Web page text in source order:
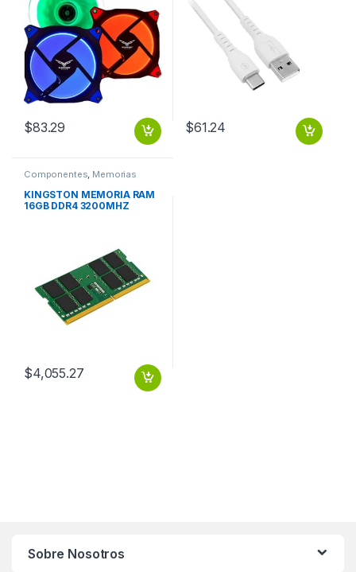
$83.29 $61.24
Componentes, Memorias
KINGSTON MEMORIA RAM
16GB DDR4 3200MHZ
$4,055.27
Sobre Nosotros